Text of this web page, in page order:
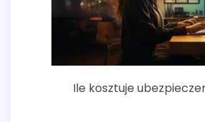
Ile kosztuje